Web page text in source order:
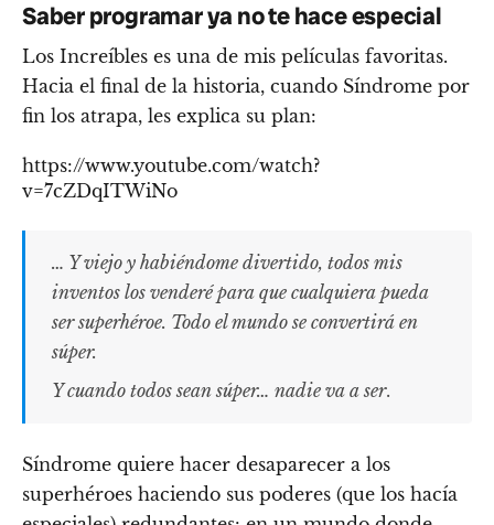
Saber programar ya no te hace especial
Los Increíbles es una de mis películas favoritas.
Hacia el final de la historia, cuando Síndrome por
fin los atrapa, les explica su plan:
https://www.youtube.com/watch?
v=7cZDqITWiNo
… Y viejo y habiéndome divertido, todos mis
inventos los venderé para que cualquiera pueda
ser superhéroe. Todo el mundo se convertirá en
súper.
Y cuando todos sean súper… nadie va a ser.
Síndrome quiere hacer desaparecer a los
superhéroes haciendo sus poderes (que los hacía